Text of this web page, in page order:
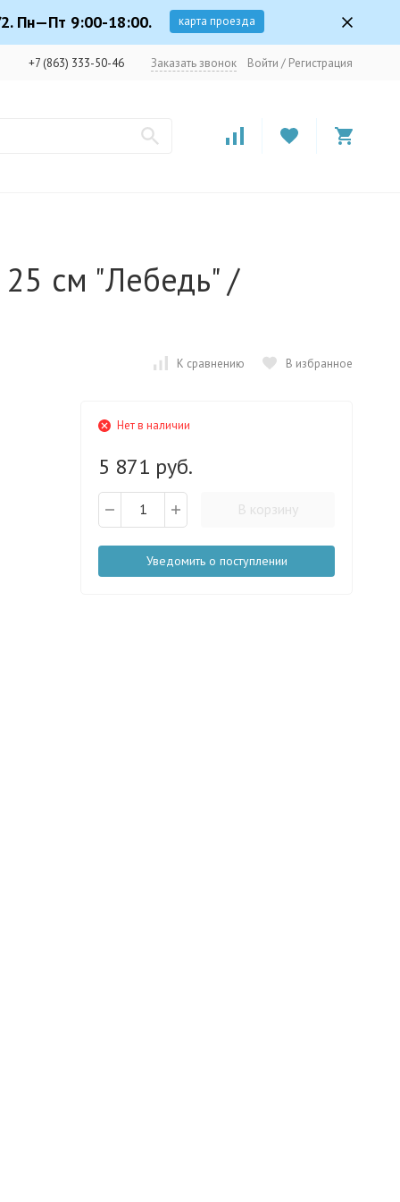
Пн—Пт 9:00-18:00. карта проезда
+7 (863) 333-50-46 Заказать звонок Войти / Регистрация
см "Лебедь" /
К сравнению В избранное
Нет в наличии
5 871 руб.
В корзину
Уведомить о поступлении